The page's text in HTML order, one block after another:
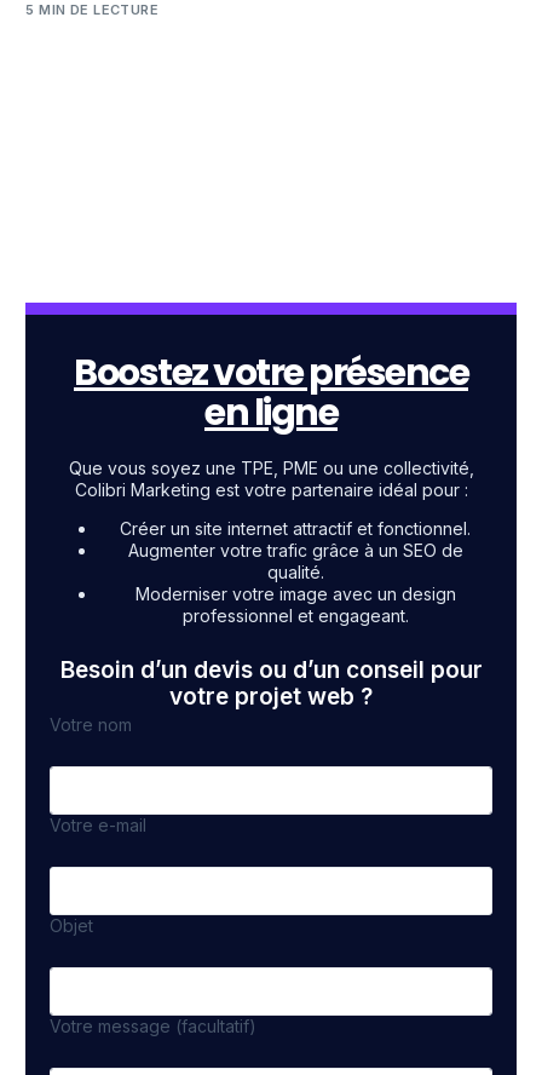
5 MIN DE LECTURE
Boostez votre présence
en ligne
Que vous soyez une TPE, PME ou une collectivité,
Colibri Marketing est votre partenaire idéal pour :
Créer un site internet attractif et fonctionnel.
Augmenter votre trafic grâce à un SEO de
qualité.
Moderniser votre image avec un design
professionnel et engageant.
Besoin d’un devis ou d’un conseil pour
votre projet web ?
Votre nom
Votre e-mail
Objet
Votre message (facultatif)